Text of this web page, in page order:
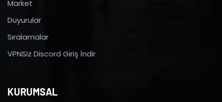
Market
Duyurular
Sıralamalar
VPNSiz Discord Giriş İndir
KURUMSAL